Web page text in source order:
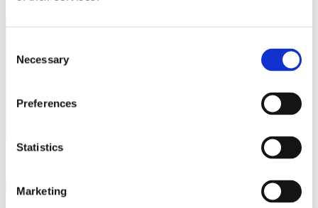
Selection
Necessary
Preferences
Statistics
Marketing
Politique de confidentialité *Exigée